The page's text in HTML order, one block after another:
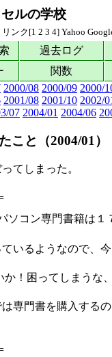
ルの学校
リンク[1 2 3 4]Yahoo
過去ログ
関数
2000/08 2000/09 2000/
2001/08 2001/10 2002/
07 2004/01 2004/06
こと（2004/01）
てしまった。
ソコン専門書籍は１
いるようなので、
か！困ってしまうな
専門書を購入する